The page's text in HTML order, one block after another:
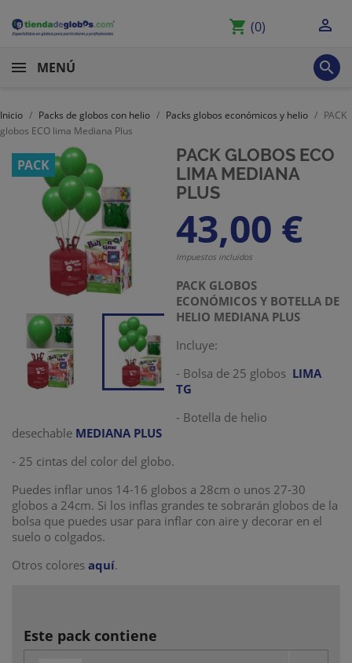
shopping_cart (0) 
MENÚ 
Inicio Packs de globos con helio Packs globos económicos y helio
PACK
globos ECO lima Mediana Plus
PACK
PACK GLOBOS ECO
LIMA MEDIANA
PLUS
43,00 €
Impuestos incluidos
PACK GLOBOS
ECONÓMICOS Y BOTELLA DE
HELIO MEDIANA PLUS
Incluye:
- Bolsa de 25 globos LIMA
TG
- Botella de helio
desechable MEDIANA PLUS
- 25 cintas del color del globo.
Puedes inflar unos 14-16 globos a 28cm o unos 27-30
globos a 24cm. Si los inflas grandes te sobrarán globos de la
bolsa que puedes usar para inflar con aire y decorar en el
suelo o colgados.
Otros colores aquí.
Este pack contiene